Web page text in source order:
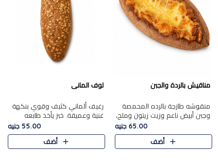
مناقيش بالردة والجبن
منقوشه طازجة بالرده المحمصة
وجبن أبيض ناعم وزيت زيتون وملح،
مباشرة من الفرن.الرده مع نعومة
الجبن فوق عجينة طازجة.
65.00 جنيه
أضف
لوف المانى
رغيف ألماني كثيف وقوي بنكهة
غنية وعميقة. خبز يأخذ طابعه
55.00 جنيه
أضف